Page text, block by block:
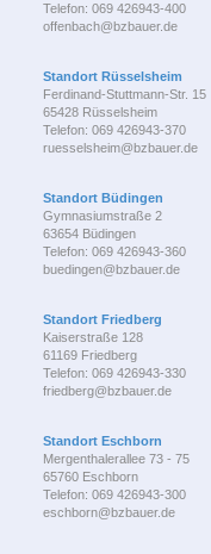
Telefon: 069 426943-400
offenbach@bzbauer.de
Standort Rüsselsheim
Ferdinand-Stuttmann-Str. 15
65428 Rüsselsheim
Telefon: 069 426943-370
ruesselsheim@bzbauer.de
Standort Büdingen
Gymnasiumstraße 2
63654 Büdingen
Telefon: 069 426943-360
buedingen@bzbauer.de
Standort Friedberg
Kaiserstraße 128
61169 Friedberg
Telefon: 069 426943-330
friedberg@bzbauer.de
Standort Eschborn
Mergenthalerallee 73 - 75
65760 Eschborn
Telefon: 069 426943-300
eschborn@bzbauer.de